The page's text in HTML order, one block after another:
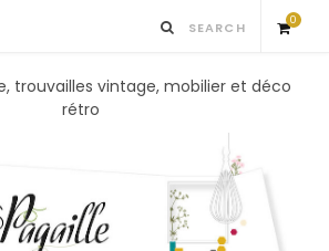
0
S
p
trouvailles vintage, mobilier et déco
rétro